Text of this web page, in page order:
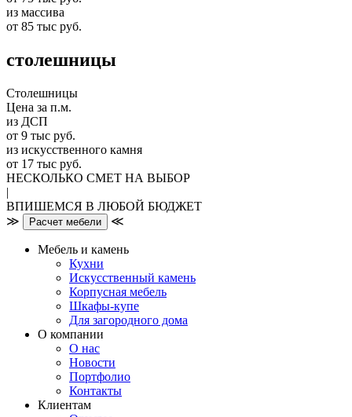
из массива
от 85 тыс руб.
столешницы
Столешницы
Цена за п.м.
из ДСП
от 9 тыс руб.
из искусственного камня
от 17 тыс руб.
НЕСКОЛЬКО СМЕТ НА ВЫБОР
|
ВПИШЕМСЯ В ЛЮБОЙ БЮДЖЕТ
≫
Расчет мебели ≪
Мебель и камень
Кухни
Искусственный камень
Корпусная мебель
Шкафы-купе
Для загородного дома
О компании
О нас
Новости
Портфолио
Контакты
Клиентам